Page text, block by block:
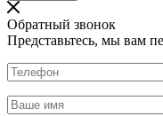
Обратный звонок
Представьтесь, мы вам